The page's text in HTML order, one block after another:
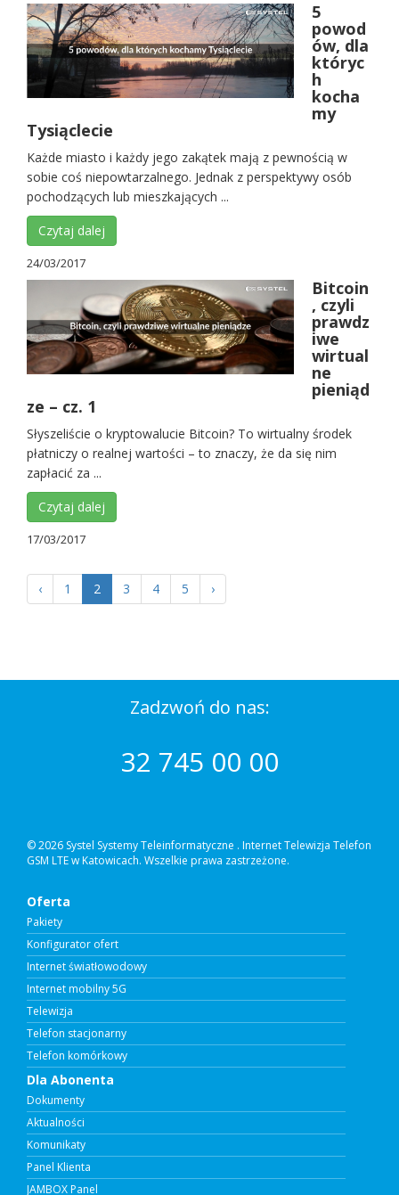
5
powod
ów, dla
któryc
h
kocha
my
Tysiąclecie
Każde miasto i każdy jego zakątek mają z pewnością w
sobie coś niepowtarzalnego. Jednak z perspektywy osób
pochodzących lub mieszkających ...
Czytaj dalej
24/03/2017
Bitcoin
, czyli
prawdz
iwe
wirtual
ne
pieniąd
ze – cz. 1
Słyszeliście o kryptowalucie Bitcoin? To wirtualny środek
płatniczy o realnej wartości – to znaczy, że da się nim
zapłacić za ...
Czytaj dalej
17/03/2017
‹ 1 2 3 4 5 ›
Zadzwoń do nas:
32 745 00 00
© 2026 Systel Systemy Teleinformatyczne . Internet Telewizja Telefon
GSM LTE w Katowicach. Wszelkie prawa zastrzeżone.
Oferta
Pakiety
Konfigurator ofert
Internet światłowodowy
Internet mobilny 5G
Telewizja
Telefon stacjonarny
Telefon komórkowy
Dla Abonenta
Dokumenty
Aktualności
Komunikaty
Panel Klienta
JAMBOX Panel